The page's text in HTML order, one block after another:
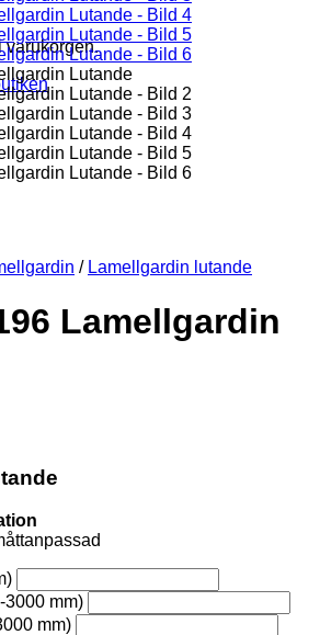
varukorgen.
/ Lamellgardin lutande
Lamellgardin
3000 mm)
mm)